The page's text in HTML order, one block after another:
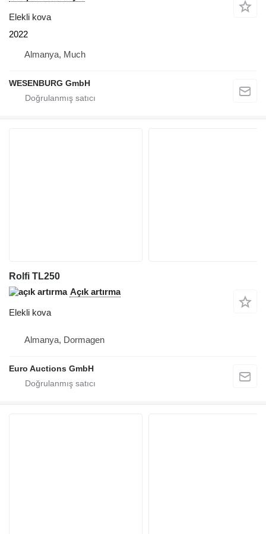
Elekli kova
2022
Almanya, Much
WESENBURG GmbH
Rolfi TL250
Açık artırma
Elekli kova
Almanya, Dormagen
Euro Auctions GmbH